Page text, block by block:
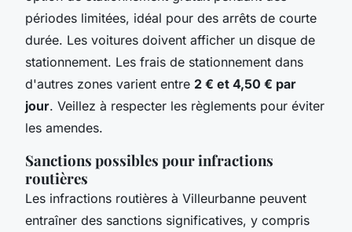
périodes limitées, idéal pour des arrêts de courte
durée. Les voitures doivent afficher un disque de
stationnement. Les frais de stationnement dans
d'autres zones varient entre 2 € et 4,50 € par
jour. Veillez à respecter les règlements pour éviter
les amendes.
Sanctions possibles pour infractions
routières
Les infractions routières à Villeurbanne peuvent
entraîner des sanctions significatives, y compris